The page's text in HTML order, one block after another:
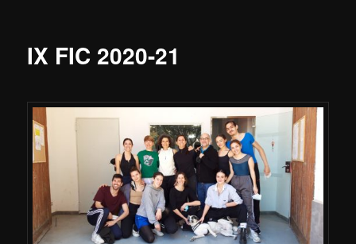
IX FIC 2020-21